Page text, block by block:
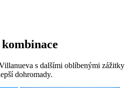
s dalšími oblíbenými zážitky
dohromady.